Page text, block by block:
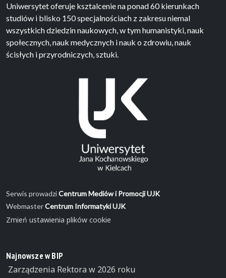
Uniwersytet oferuje ksztalcenie na ponad 60 kierunkach
studiów i blisko 150 specjalnościach z zakresu niemal
wszystkich dziedzin naukowych, w tym humanistyki, nauk
społecznych, nauk medycznych i nauk o zdrowiu, nauk
ścisłych i przyrodniczych, sztuki.
Serwis prowadziCentrum Mediów i Promocji UJK
WebmasterCentrum Informatyki UJK
Zmień ustawienia plików cookie
Najnowsze w BIP
Zarządzenia Rektora w 2026 roku